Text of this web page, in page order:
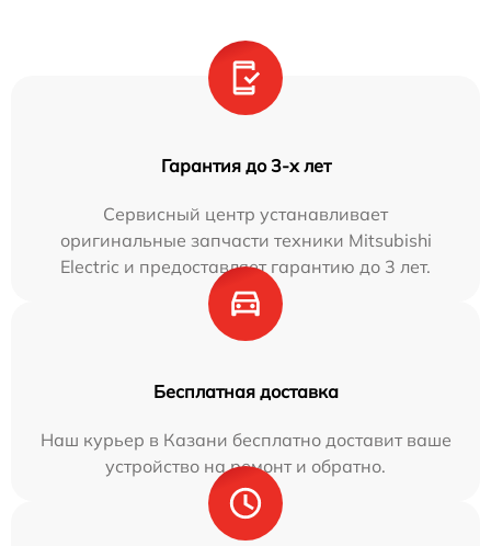
Гарантия до 3-х лет
Сервисный центр устанавливает
оригинальные запчасти техники Mitsubishi
Electric и предоставляет гарантию до 3 лет.
Бесплатная доставка
Наш курьер в Казани бесплатно доставит ваше
устройство на ремонт и обратно.